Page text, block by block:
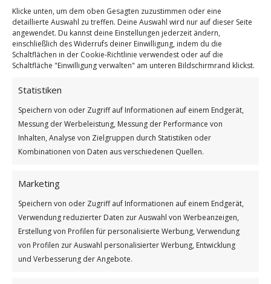
Klicke unten, um dem oben Gesagten zuzustimmen oder eine
detaillierte Auswahl zu treffen. Deine Auswahl wird nur auf dieser Seite
angewendet. Du kannst deine Einstellungen jederzeit ändern,
einschließlich des Widerrufs deiner Einwilligung, indem du die
Schaltflächen in der Cookie-Richtlinie verwendest oder auf die
Schaltfläche "Einwilligung verwalten" am unteren Bildschirmrand klickst.
Statistiken
Speichern von oder Zugriff auf Informationen auf einem Endgerät,
Messung der Werbeleistung, Messung der Performance von
Inhalten, Analyse von Zielgruppen durch Statistiken oder
Kombinationen von Daten aus verschiedenen Quellen.
Marketing
Speichern von oder Zugriff auf Informationen auf einem Endgerät,
Verwendung reduzierter Daten zur Auswahl von Werbeanzeigen,
Erstellung von Profilen für personalisierte Werbung, Verwendung
von Profilen zur Auswahl personalisierter Werbung, Entwicklung
und Verbesserung der Angebote.
Weiterlesen
Wie findest du diesen Beitrag?
21. JULI 2025